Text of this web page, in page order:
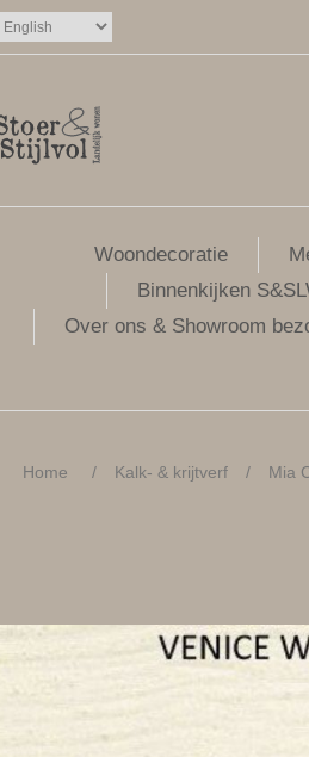
Woondecoratie
Binnenkijken
Over ons & Showroom
Home / Kalk- & krijtverf / Mia